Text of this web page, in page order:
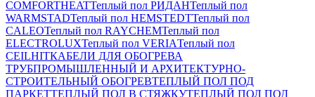
COMFORTHEATТеплый пол РИДАНТеплый пол
WARMSTADТеплый пол HEMSTEDTТеплый пол
CALEOТеплый пол RAYCHEMТеплый пол
ELECTROLUXТеплый пол VERIAТеплый пол
CEILHITКАБЕЛИ ДЛЯ ОБОГРЕВА
ТРУБПРОМЫШЛЕННЫЙ И АРХИТЕКТУРНО-
СТРОИТЕЛЬНЫЙ ОБОГРЕВТЕПЛЫЙ ПОЛ ПОД
ПАРКЕТТЕПЛЫЙ ПОЛ В СТЯЖКУТЕПЛЫЙ ПОЛ ПОД